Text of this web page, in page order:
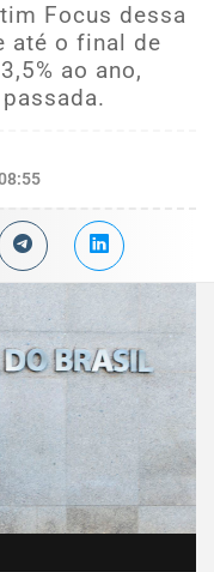
Focus dessa
até o final de
ao ano,